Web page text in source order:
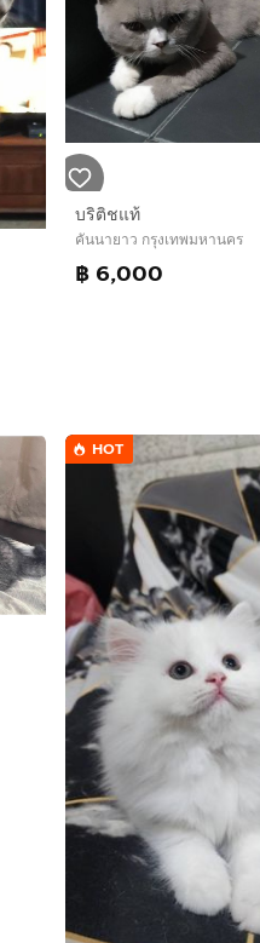
บริติชแท้
คันนายาว กรุงเทพมหานคร
฿ 6,000
HOT